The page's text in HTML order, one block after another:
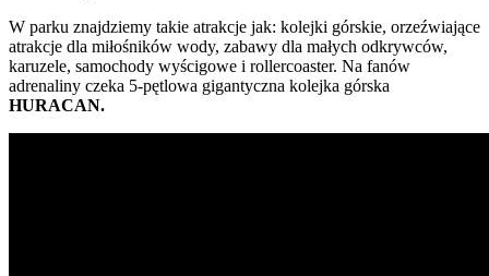
W parku znajdziemy takie atrakcje jak: kolejki górskie, orzeźwiające
atrakcje dla miłośników wody, zabawy dla małych odkrywców,
karuzele, samochody wyścigowe i rollercoaster. Na fanów
adrenaliny czeka 5-pętlowa gigantyczna kolejka górska
HURACAN.